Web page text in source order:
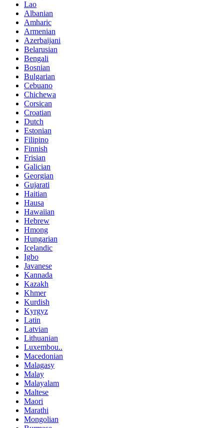
Lao
Albanian
Amharic
Armenian
Azerbaijani
Belarusian
Bengali
Bosnian
Bulgarian
Cebuano
Chichewa
Corsican
Croatian
Dutch
Estonian
Filipino
Finnish
Frisian
Galician
Georgian
Gujarati
Haitian
Hausa
Hawaiian
Hebrew
Hmong
Hungarian
Icelandic
Igbo
Javanese
Kannada
Kazakh
Khmer
Kurdish
Kyrgyz
Latin
Latvian
Lithuanian
Luxembou..
Macedonian
Malagasy
Malay
Malayalam
Maltese
Maori
Marathi
Mongolian